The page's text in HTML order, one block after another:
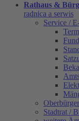
Rathaus &
radnica a serwis
Service /
Stadtrat /